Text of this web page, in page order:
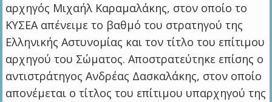
αρχηγός Μιχαήλ Καραμαλάκης, στον οποίο το
ΚΥΣΕΑ απένειμε το βαθμό του στρατηγού της
Ελληνικής Αστυνομίας και τον τίτλο του επίτιμου
αρχηγού του Σώματος. Αποστρατεύτηκε επίσης ο
αντιστράτηγος Ανδρέας Δασκαλάκης, στον οποίο
απονέμεται ο τίτλος του επίτιμου υπαρχηγού της